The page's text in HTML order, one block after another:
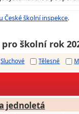
České školní inspekce.
školní rok
Sluchové Tělesné
jednoletá